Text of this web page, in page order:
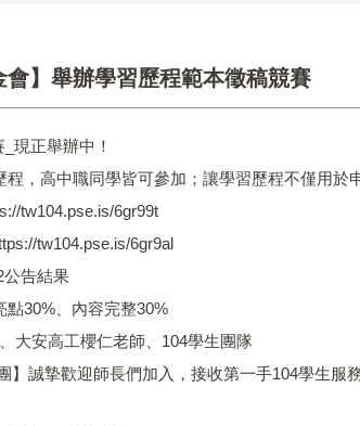
會】舉辦學習歷程範本徵稿競賽
現正舉辦中！
，高中職同學皆可參加；讓學習歷程不僅用於
tw104.pse.is/6gr99t
tw104.pse.is/6gr9al
公告結果
點30%、內容完整30%
大安高工櫻仁老師、104學生團隊
】誠摯歡迎師長們加入，接收第一手104學生服